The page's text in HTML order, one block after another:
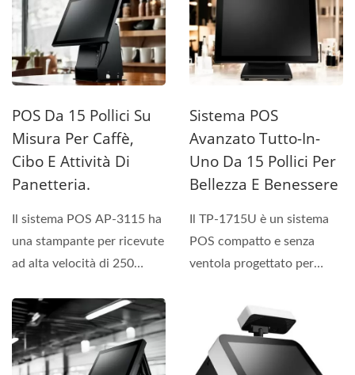
POS Da 15 Pollici Su
Misura Per Caffè,
Cibo E Attività Di
Panetteria.
Il sistema POS AP-3115 ha
una stampante per ricevute
ad alta velocità di 250
incorporata...
Sistema POS
Avanzato Tutto-In-
Uno Da 15 Pollici Per
Bellezza E Benessere
Il TP-1715U è un sistema
POS compatto e senza
ventola progettato per